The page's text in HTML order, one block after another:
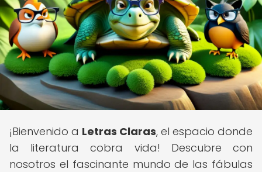
¡Bienvenido a Letras Claras, el espacio donde
la literatura cobra vida! Descubre con
nosotros el fascinante mundo de las fábulas